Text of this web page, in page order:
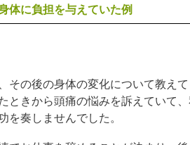
体に負担を与えていた例
その後の身体の変化について教えて
ときから頭痛の悩みを訴えていて
を奏しませんでした。